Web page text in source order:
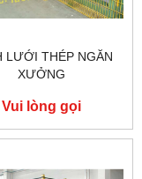
LƯỚI THÉP NGĂN
XƯỞNG
Vui lòng gọi